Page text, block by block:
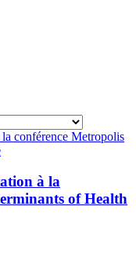
à la
of Health